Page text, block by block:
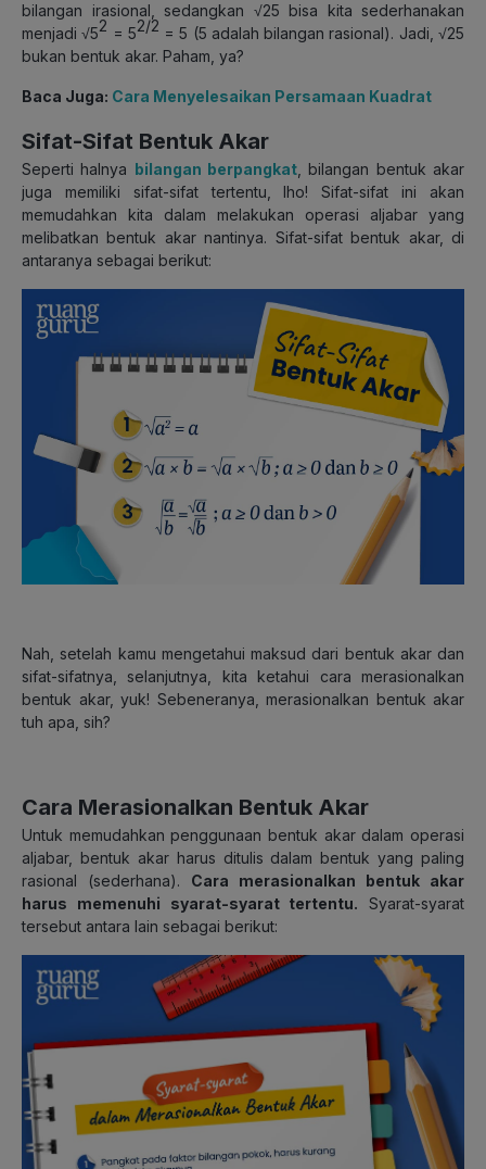
bilangan irasional, sedangkan √25 bisa kita sederhanakan
menjadi √52 = 52/2 = 5 (5 adalah bilangan rasional). Jadi, √25
bukan bentuk akar. Paham, ya?
Baca Juga: Cara Menyelesaikan Persamaan Kuadrat
Sifat-Sifat Bentuk Akar
Seperti halnya bilangan berpangkat , bilangan bentuk akar
juga memiliki sifat-sifat tertentu, lho! Sifat-sifat ini akan
memudahkan kita dalam melakukan operasi aljabar yang
melibatkan bentuk akar nantinya. Sifat-sifat bentuk akar, di
antaranya sebagai berikut:
Nah, setelah kamu mengetahui maksud dari bentuk akar dan
sifat-sifatnya, selanjutnya, kita ketahui cara merasionalkan
bentuk akar, yuk! Sebeneranya, merasionalkan bentuk akar
tuh apa, sih?
Cara Merasionalkan Bentuk Akar
Untuk memudahkan penggunaan bentuk akar dalam operasi
aljabar, bentuk akar harus ditulis dalam bentuk yang paling
rasional (sederhana). Cara merasionalkan bentuk akar
harus memenuhi syarat-syarat tertentu. Syarat-syarat
tersebut antara lain sebagai berikut: